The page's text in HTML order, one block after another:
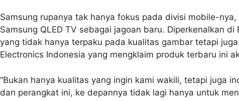
Samsung rupanya tak hanya fokus pada divisi mobile-
Samsung QLED TV sebagai jagoan baru. Diperkenalkan
yang tidak hanya terpaku pada kualitas gambar tetapi
Electronics Indonesia yang mengklaim produk terbaru ini
“Bukan hanya kualitas yang ingin kami wakili, tetapi juga
dan perangkat ini, ke depannya tidak lagi hanya untuk